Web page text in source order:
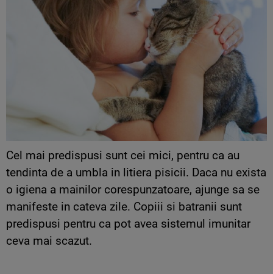
Cel mai predispusi sunt cei mici, pentru ca au
tendinta de a umbla in litiera pisicii. Daca nu exista
o igiena a mainilor corespunzatoare, ajunge sa se
manifeste in cateva zile. Copiii si batranii sunt
predispusi pentru ca pot avea sistemul imunitar
ceva mai scazut.